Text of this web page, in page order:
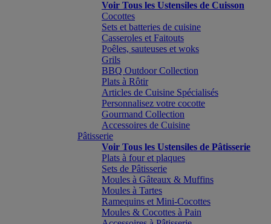
Voir Tous les Ustensiles de Cuisson
Cocottes
Sets et batteries de cuisine
Casseroles et Faitouts
Poêles, sauteuses et woks
Grils
BBQ Outdoor Collection
Plats à Rôtir
Articles de Cuisine Spécialisés
Personnalisez votre cocotte
Gourmand Collection
Accessoires de Cuisine
Pâtisserie
Voir Tous les Ustensiles de Pâtisserie
Plats à four et plaques
Sets de Pâtisserie
Moules à Gâteaux & Muffins
Moules à Tartes
Ramequins et Mini-Cocottes
Moules & Cocottes à Pain